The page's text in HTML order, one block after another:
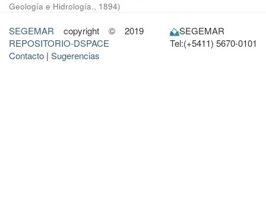
Geología e Hidrología., 1894)
SEGEMAR copyright © 2019
REPOSITORIO-DSPACE
Contacto | Sugerencias
SEGEMAR
Tel:(+5411) 5670-0101